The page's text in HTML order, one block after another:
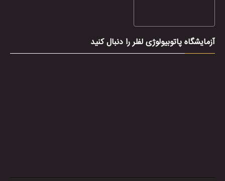
آزمایشگاه پاتوبیولوژی لفلر را دنبال کنید